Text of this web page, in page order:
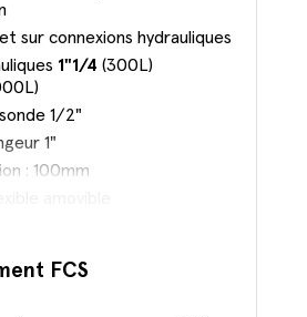
sur connexions hydrauliques
1"1/4 (300L)
1/2"
1"
: 100mm
FCS